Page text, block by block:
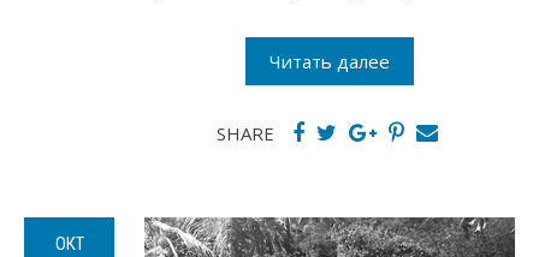
Читать далее
SHARE
ОКТ